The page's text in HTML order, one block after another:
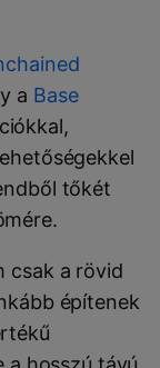
a Base
tőkét
csak a rövid
építenek